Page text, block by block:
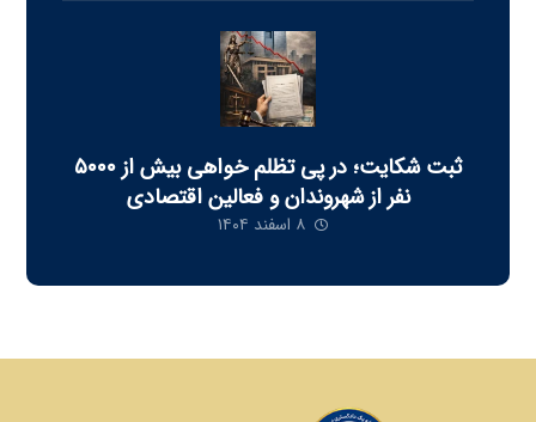
ثبت شکایت؛ در پی تظلم خواهی بيش از ٥٠٠٠
نفر از شهروندان و فعالين اقتصادی
۸ اسفند ۱۴۰۴